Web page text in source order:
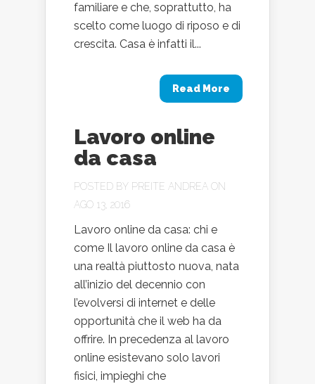
familiare e che, soprattutto, ha
scelto come luogo di riposo e di
crescita. Casa è infatti il...
Read More
Lavoro online
da casa
POSTED BY PREITE ANDREA ON
AGO 13, 2016
Lavoro online da casa: chi e
come Il lavoro online da casa è
una realtà piuttosto nuova, nata
all’inizio del decennio con
l’evolversi di internet e delle
opportunità che il web ha da
offrire. In precedenza al lavoro
online esistevano solo lavori
fisici, impieghi che